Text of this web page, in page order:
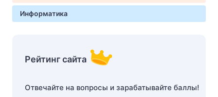
Информатика
Рейтинг сайта
Отвечайте на вопросы и зарабатывайте баллы!